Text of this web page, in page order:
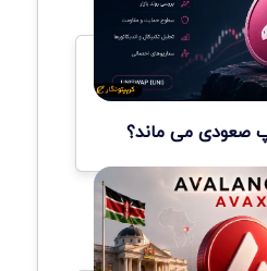
صعودی می ماند؟